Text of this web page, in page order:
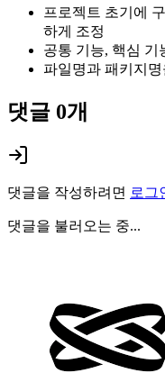
프로젝트 초기에
하게 조정
공통 기능, 핵심 기
파일명과 패키지
댓글 0개
댓글을 작성하려면 로그
댓글을 불러오는 중...